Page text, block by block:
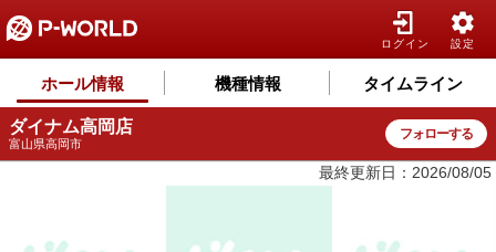
ログイン 設定
ホール情報 機種情報 タイムライン
ダイナム高岡店
富山県高岡市
フォローする
最終更新日：2026/08/05